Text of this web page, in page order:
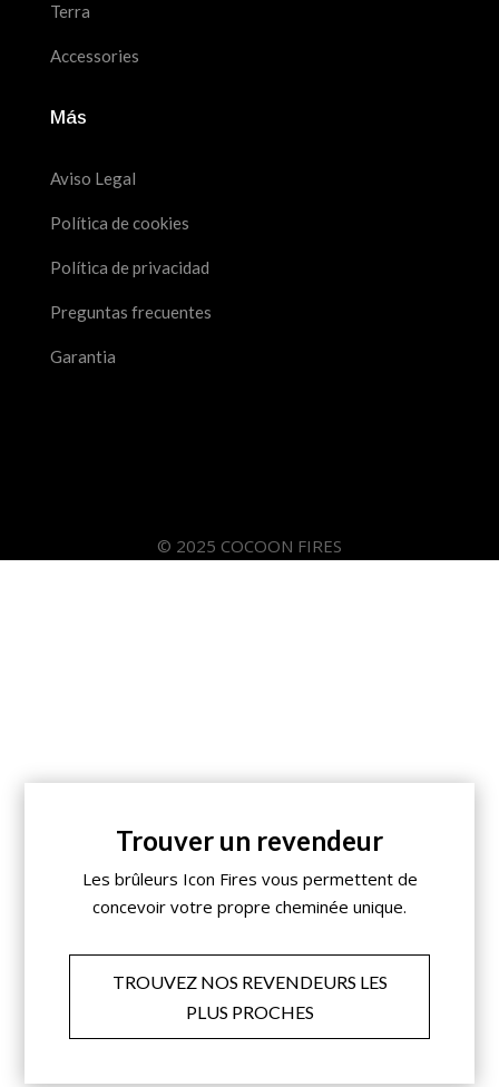
Terra
Accessories
Más
Aviso Legal
Política de cookies
Política de privacidad
Preguntas frecuentes
Garantia
© 2025 COCOON FIRES
Trouver un revendeur
Les brûleurs Icon Fires vous permettent de
concevoir votre propre cheminée unique.
TROUVEZ NOS REVENDEURS LES
PLUS PROCHES